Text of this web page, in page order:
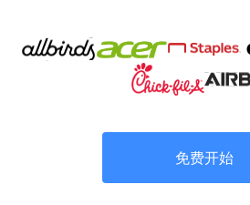
免费开始